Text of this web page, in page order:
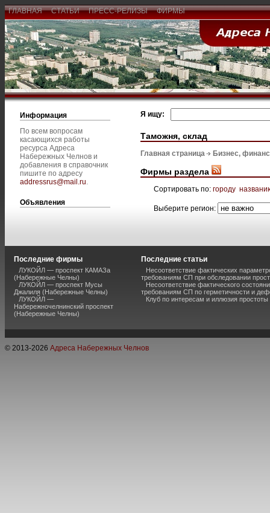
ГЛАВНАЯ СТАТЬИ ПРЕСС-РЕЛИЗЫ ФИРМЫ
Информация
По всем вопросам
касающихся работы
ресурса Адреса
Набережных Челнов и
добавления в справочник
пишите по адресу
addressrus@mail.ru.
Объявления
Я ищу:
Таможня, склад
Главная страница Бизнес,
Фирмы раздела
Сортировать по: городу
Выберите регион:
Последние фирмы
ЛУКОЙЛ — проспект КАМАЗа
(Набережные Челны)
ЛУКОЙЛ — проспект Мусы
Джалиля (Набережные Челны)
ЛУКОЙЛ —
Набережночелнинский проспект
(Набережные Челны)
Последние статьи
Несоответствие фактических
требованиям СП при обследовании
Несоответствие фактического
требованиям СП по герметичности и
Клуб по интересам и иллюзия простоты
© 2013-2026 Адреса Набережных Челнов